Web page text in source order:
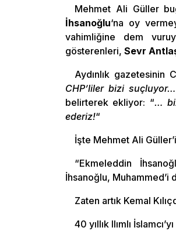
Mehmet Ali Güller
İhsanoğlu‘na oy
vahimliğine dem
gösterenleri, Sevr
Aydınlık gazetesinin
CHP’liler bizi suçluyor…
belirterek ekliyor: “…
ederiz!“
İşte Mehmet Ali
“Ekmeleddin
İhsanoğlu, Muhammed’i
Zaten artık Kemal
40 yıllık Ilımlı